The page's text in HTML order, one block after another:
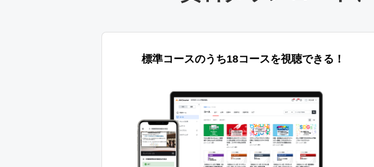
標準コースのうち18コースを視聴できる！